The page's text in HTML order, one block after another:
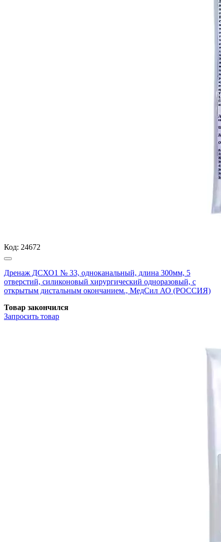
Код: 24672
Дренаж ДСХО1 № 33, одноканальный, длина 300мм, 5
отверстий, силиконовый хирургический одноразовый, с
открытым дистальным окончанием., МедСил АО (РОССИЯ)
Товар закончился
Запросить товар